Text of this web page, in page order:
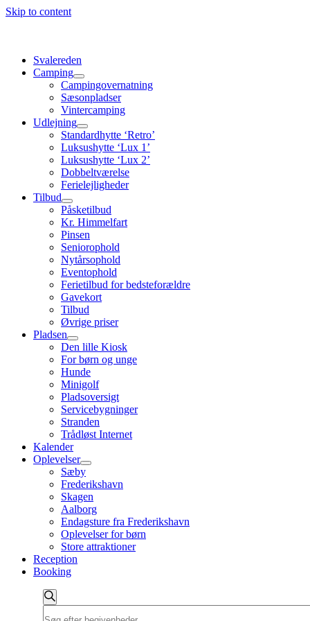
Skip to content
Svalereden
Camping
Campingovernatning
Sæsonpladser
Vintercamping
Udlejning
Standardhytte ‘Retro’
Luksushytte ‘Lux 1’
Luksushytte ‘Lux 2’
Dobbeltværelse
Ferielejligheder
Tilbud
Påsketilbud
Kr. Himmelfart
Pinsen
Seniorophold
Nytårsophold
Eventophold
Ferietilbud for bedsteforældre
Gavekort
Tilbud
Øvrige priser
Pladsen
Den lille Kiosk
For børn og unge
Hunde
Minigolf
Pladsoversigt
Servicebygninger
Stranden
Trådløst Internet
Kalender
Oplevelser
Sæby
Frederikshavn
Skagen
Aalborg
Endagsture fra Frederikshavn
Oplevelser for børn
Store attraktioner
Reception
Booking
Begivenheder
Søgning
Søg
efter